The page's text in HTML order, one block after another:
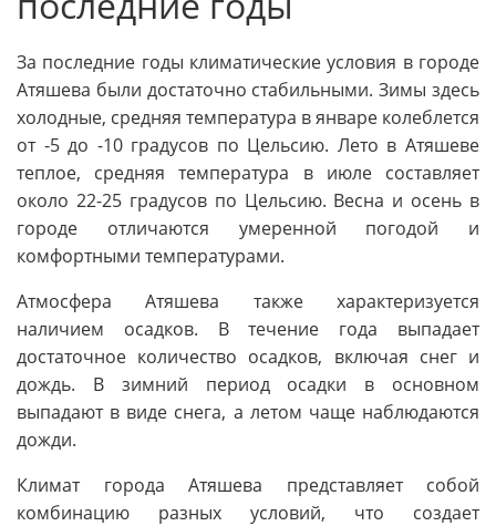
За последние годы климатические условия в городе
Атяшева были достаточно стабильными. Зимы здесь
холодные, средняя температура в январе колеблется
от -5 до -10 градусов по Цельсию. Лето в Атяшеве
теплое, средняя температура в июле составляет
около 22-25 градусов по Цельсию. Весна и осень в
городе отличаются умеренной погодой и
комфортными температурами.
Атмосфера Атяшева также характеризуется
наличием осадков. В течение года выпадает
достаточное количество осадков, включая снег и
дождь. В зимний период осадки в основном
выпадают в виде снега, а летом чаще наблюдаются
дожди.
Климат города Атяшева представляет собой
комбинацию разных условий, что создает